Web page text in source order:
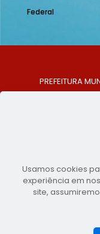
Federal
PREFEITURA
Centro, São
E-MAIL:
Copyright 2021-
Usamos cookies
experiência em
site,